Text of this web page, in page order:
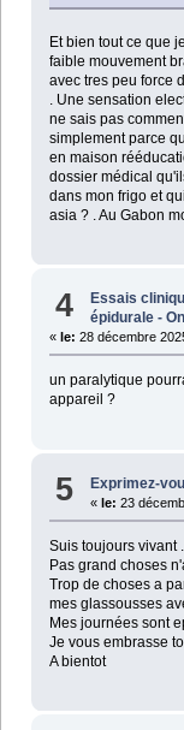
Et bien tout ce que
faible mouvement
avec tres peu force
. Une sensation
ne sais pas
simplement parce
en maison
dossier médical
dans mon frigo et
asia ? . Au Gabon
4 Essais
épidurale -
« le: 28 décembre
un paralytique
appareil ?
5 Exprimez-
«le: 23
Suis toujours vivant
Pas grand choses
Trop de choses a
mes glassousses
Mes journées sont
Je vous embrasse
A bientot